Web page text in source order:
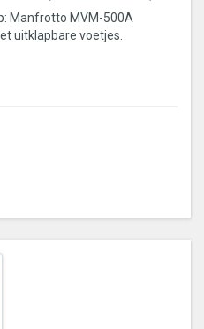
Manfrotto MVM-500A
uitklapbare voetjes.